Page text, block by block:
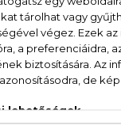
fehér